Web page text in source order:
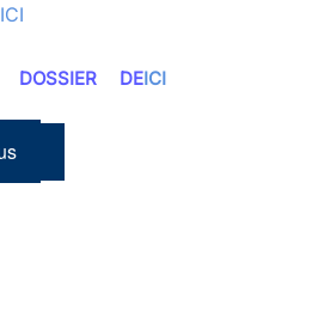
ICI
DOSSIER DEICI